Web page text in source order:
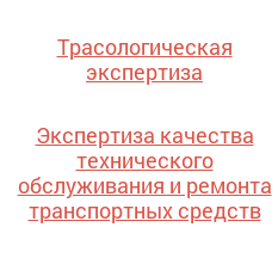
Трасологическая
экспертиза
Экспертиза качества
технического
обслуживания и ремонта
транспортных средств